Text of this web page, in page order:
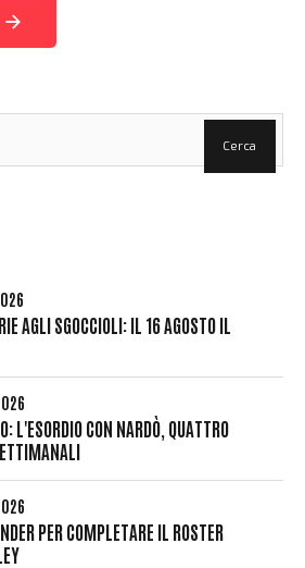
AGLI SGOCCIOLI: IL 16 AGOSTO IL
L'ESORDIO CON NARDÒ, QUATTRO
PER COMPLETARE IL ROSTER